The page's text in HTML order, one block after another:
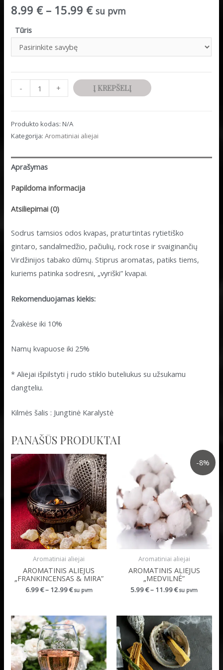
8.99 €– 15.99 € su pvm
Tūris
Quantity
-
produkto
kiekis:
aliejus
"Oda
tabakas"
Quantity
+ Į KREPŠELĮ
Produkto kodas:N/A
Kategorija:Aromatiniai aliejai
Aprašymas
Papildoma informacija
Atsiliepimai (0)
Sodrus tamsios odos kvapas, praturtintas rytietiško
gintaro, sandalmedžio, pačiulių, rock rose ir svaiginančių
Virdžinijos tabako dūmų. Stiprus aromatas, patiks tiems,
kuriems patinka sodresni, „vyriški” kvapai.
Rekomenduojamas kiekis:
Žvakėse iki 10%
Namų kvapuose iki 25%
* Aliejai išpilstyti į rudo stiklo buteliukus su užsukamu
dangteliu.
Kilmės šalis : Jungtinė Karalystė
PANAŠŪS PRODUKTAI
Aromatiniai aliejai
AROMATINIS ALIEJUS
„FRANKINCENSAS & MIRA”
6.99€– 12.99€ su pvm
-8%
Aromatiniai aliejai
AROMATINIS ALIEJUS
„MEDVILNĖ”
5.99€– 11.99€ su pvm